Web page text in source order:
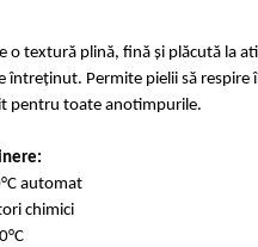
o textură plină, fină și plăcută la
întreținut. Permite pielii să respire
pentru toate anotimpurile.
automat
chimici